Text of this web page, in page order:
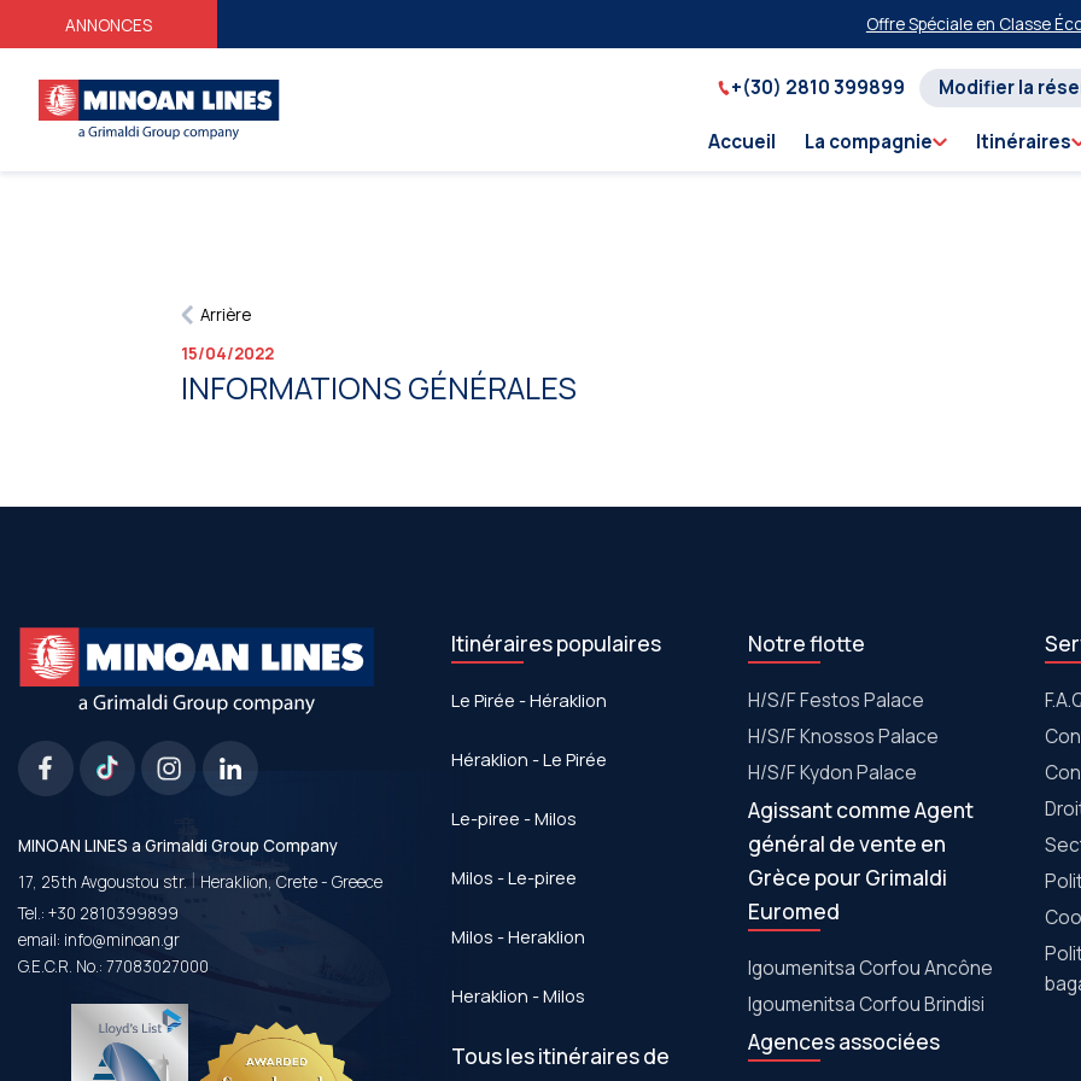
ANNONCES Offre Spéciale en Classe
+(30) 2810 399899 Modifier la
Accueil La compagnie Itinéraires
Arrière
15/04/2022
INFORMATIONS GÉNÉRALES
MINOAN LINES a Grimaldi Group Company
17, 25th Avgoustou str. | Heraklion, Crete - Greece
Tel.: +30 2810399899
email: info@minoan.gr
G.E.C.R. No.: 77083027000
Itinéraires populaires
Le Pirée - Héraklion
Héraklion - Le Pirée
Le-piree - Milos
Milos - Le-piree
Milos - Heraklion
Heraklion - Milos
Tous les itinéraires de
Notre flotte
Η/S/F Festos Palace
H/S/F Knossos Palace
H/S/F Kydon Palace
Agissant comme Agent
général de vente en
Grèce pour Grimaldi
Euromed
Igoumenitsa Corfou Ancône
Igoumenitsa Corfou Brindisi
Agences associées